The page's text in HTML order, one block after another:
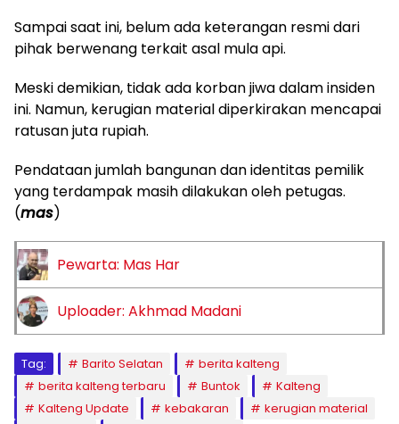
Sampai saat ini, belum ada keterangan resmi dari
pihak berwenang terkait asal mula api.
Meski demikian, tidak ada korban jiwa dalam insiden
ini. Namun, kerugian material diperkirakan mencapai
ratusan juta rupiah.
Pendataan jumlah bangunan dan identitas pemilik
yang terdampak masih dilakukan oleh petugas.
(mas)
Pewarta: Mas Har
Uploader: Akhmad Madani
Tag: Barito Selatan
berita kalteng
berita kalteng terbaru
Buntok
Kalteng
Kalteng Update
kebakaran
kerugian material